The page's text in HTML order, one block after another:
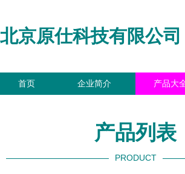
北京原仕科技有限公司
首页 企业简介 产品大
产品列表
PRODUCT